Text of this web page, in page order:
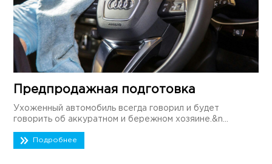
Предпродажная подготовка
Ухоженный автомобиль всегда говорил и будет
говорить об аккуратном и бережном хозяине.&n...
Подробнее